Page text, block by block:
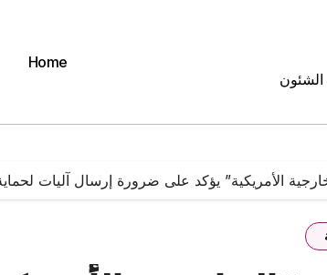
Home
الأمريكية” يؤكد على ضرورة إرسال آليات